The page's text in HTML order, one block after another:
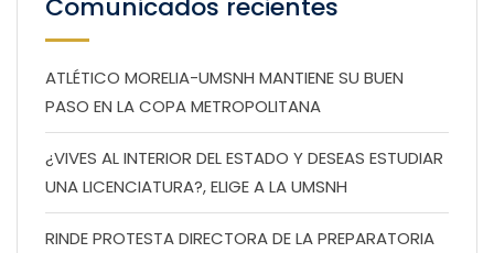
Comunicados recientes
ATLÉTICO MORELIA-UMSNH MANTIENE SU BUEN
PASO EN LA COPA METROPOLITANA
¿VIVES AL INTERIOR DEL ESTADO Y DESEAS ESTUDIAR
UNA LICENCIATURA?, ELIGE A LA UMSNH
RINDE PROTESTA DIRECTORA DE LA PREPARATORIA